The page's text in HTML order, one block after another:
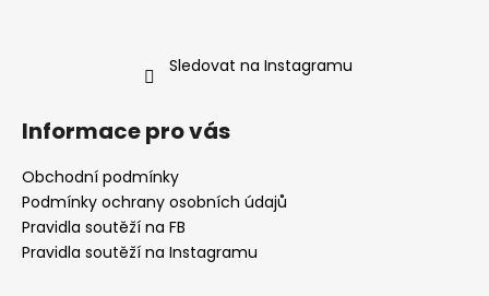
Sledovat na Instagramu
Informace pro vás
Obchodní podmínky
Podmínky ochrany osobních údajů
Pravidla soutěží na FB
Pravidla soutěží na Instagramu